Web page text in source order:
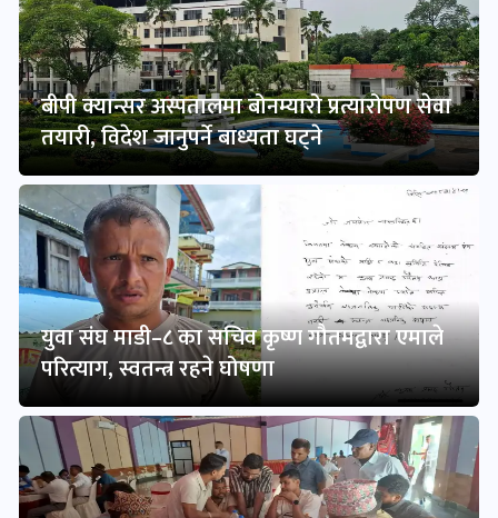
बीपी क्यान्सर अस्पतालमा बोनम्यारो प्रत्यारोपण सेवा
तयारी, विदेश जानुपर्ने बाध्यता घट्ने
युवा संघ माडी–८ का सचिव कृष्ण गौतमद्वारा एमाले
परित्याग, स्वतन्त्र रहने घोषणा